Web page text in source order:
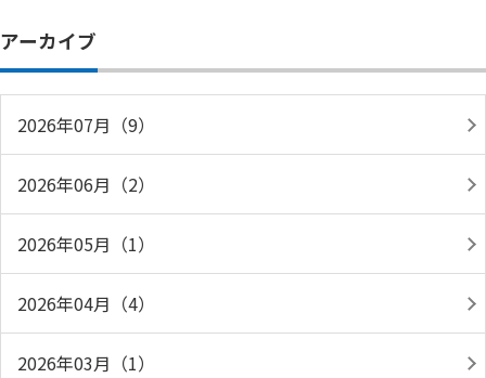
アーカイブ
2026年07月（9）
2026年06月（2）
2026年05月（1）
2026年04月（4）
2026年03月（1）